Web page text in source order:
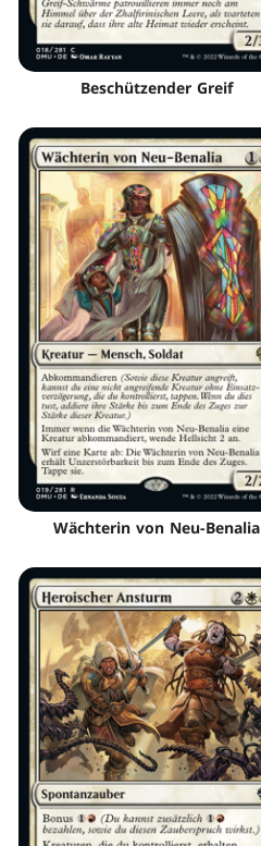
Beschützender Greif
Wächterin von Neu-Benalia